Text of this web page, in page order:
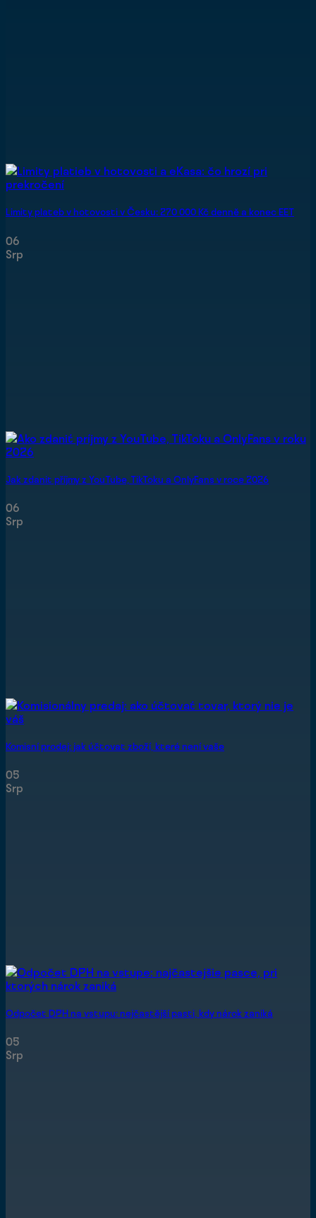
Limity plateb v hotovosti v Česku: 270 000 Kč denně a konec EET
06
Srp
Jak zdanit příjmy z YouTube, TikToku a OnlyFans v roce 2026
06
Srp
Komisní prodej: jak účtovat zboží, které není vaše
05
Srp
Odpočet DPH na vstupu: nejčastější pasti, kdy nárok zaniká
05
Srp